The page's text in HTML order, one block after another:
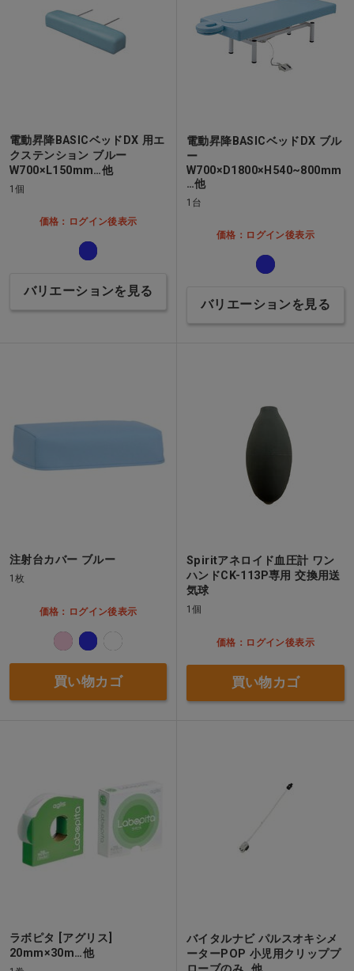
電動昇降BASICベッドDX 用エ
クステンション ブルー
W700×L150mm…他
1個
価格：ログイン後表示
バリエーションを見る
電動昇降BASICベッドDX ブル
ー
W700×D1800×H540~800mm
…他
1台
価格：ログイン後表示
バリエーションを見る
注射台カバー ブルー
1枚
価格：ログイン後表示
買い物カゴ
Spiritアネロイド血圧計 ワン
ハンドCK-113P専用 交換用送
気球
1個
価格：ログイン後表示
買い物カゴ
ラボピタ [アグリス]
20mm×30m…他
バイタルナビ パルスオキシメ
ーターPOP 小児用クリッププ